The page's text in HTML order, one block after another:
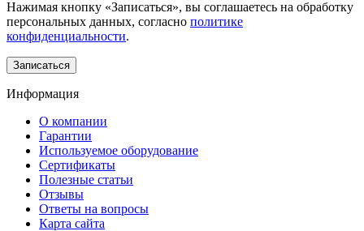
Нажимая кнопку «Записаться», вы соглашаетесь на обработку
персональных данных, согласно политике
конфиденциальности.
Информация
О компании
Гарантии
Используемое оборудование
Сертификаты
Полезные статьи
Отзывы
Ответы на вопросы
Карта сайта